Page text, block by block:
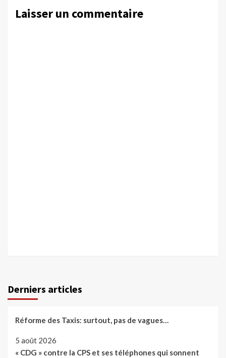
Laisser un commentaire
Derniers articles
Réforme des Taxis: surtout, pas de vagues…
5 août 2026
« CDG » contre la CPS et ses téléphones qui sonnent